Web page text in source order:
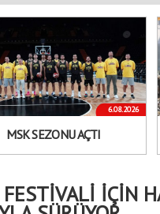
6.08.2026
MSK SEZONU AÇTI
FESTİVALİ İÇİN